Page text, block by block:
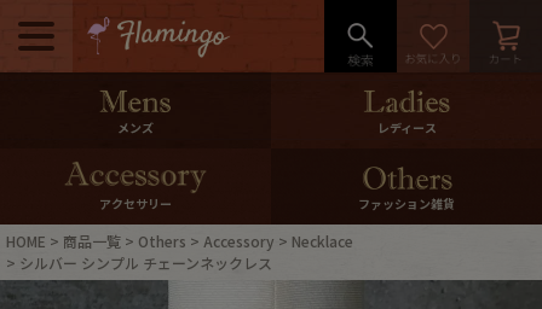
メニュー
500pt＆10％Offクーポンプレゼン
10％0ffクーポンプレゼント
ログイン・会員登録
メンズ レディース
アクセサリー ファッション雑貨
HOME 商品一覧 Others Accessory
Necklace
シルバー シンプル チェーンネックレス